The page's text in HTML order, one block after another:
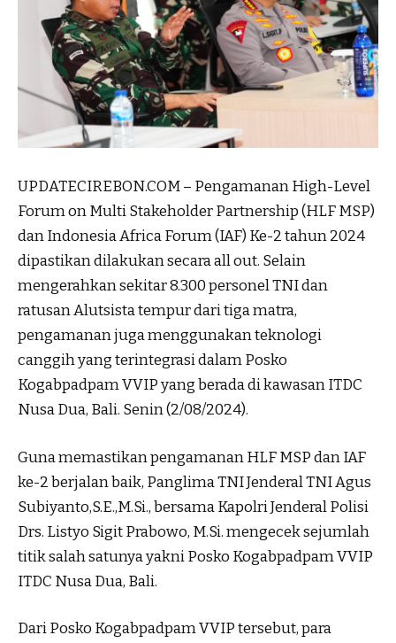
UPDATECIREBON.COM – Pengamanan High-Level
Forum on Multi Stakeholder Partnership (HLF MSP)
dan Indonesia Africa Forum (IAF) Ke-2 tahun 2024
dipastikan dilakukan secara all out. Selain
mengerahkan sekitar 8.300 personel TNI dan
ratusan Alutsista tempur dari tiga matra,
pengamanan juga menggunakan teknologi
canggih yang terintegrasi dalam Posko
Kogabpadpam VVIP yang berada di kawasan ITDC
Nusa Dua, Bali. Senin (2/08/2024).
Guna memastikan pengamanan HLF MSP dan IAF
ke-2 berjalan baik, Panglima TNI Jenderal TNI Agus
Subiyanto,S.E.,M.Si., bersama Kapolri Jenderal Polisi
Drs. Listyo Sigit Prabowo, M.Si. mengecek sejumlah
titik salah satunya yakni Posko Kogabpadpam VVIP
ITDC Nusa Dua, Bali.
Dari Posko Kogabpadpam VVIP tersebut, para